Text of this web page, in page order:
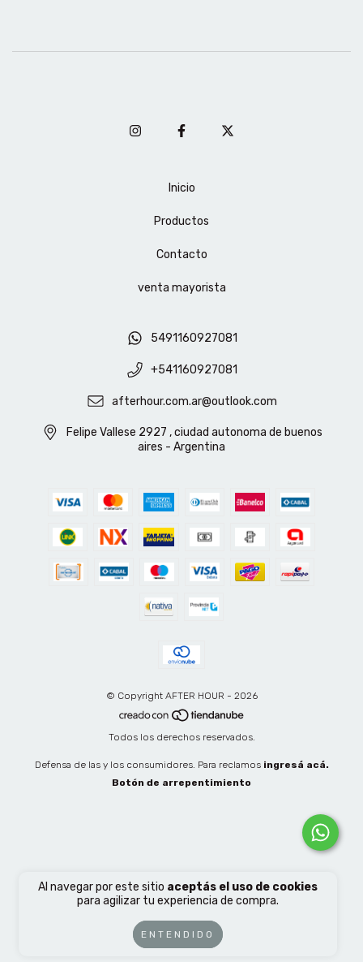
Al navegar por este sitio aceptás el uso de cookies
para agilizar tu experiencia de compra.
ENTENDIDO
Inicio
Productos
Contacto
venta mayorista
5491160927081
+541160927081
afterhour.com.ar@outlook.com
Felipe Vallese 2927 , ciudad autonoma de buenos
aires - Argentina
© Copyright AFTER HOUR - 2026
Todos los derechos reservados.
Defensa de las y los consumidores. Para reclamos ingresá acá.
Botón de arrepentimiento